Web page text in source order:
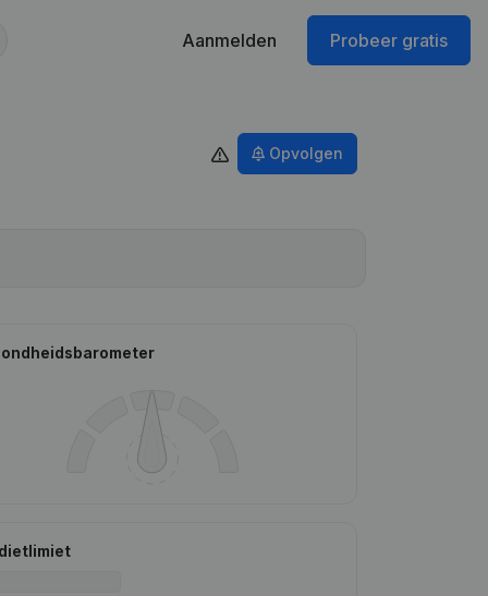
Aanmelden Probeer gratis
Opvolgen